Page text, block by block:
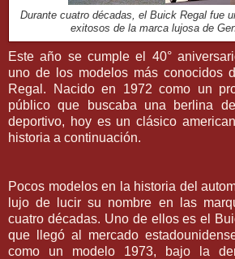
Durante cuatro décadas, el Buick Regal fue
exitosos de la marca lujosa de
Este año se cumple el 40°
uno de los modelos más conocidos
Regal. Nacido en 1972 como un
público que buscaba una berlina
deportivo, hoy es un clásico
historia a continuación.
Pocos modelos en la historia del
lujo de lucir su nombre en las
cuatro décadas. Uno de ellos es el
que llegó al mercado
como un modelo 1973, bajo la